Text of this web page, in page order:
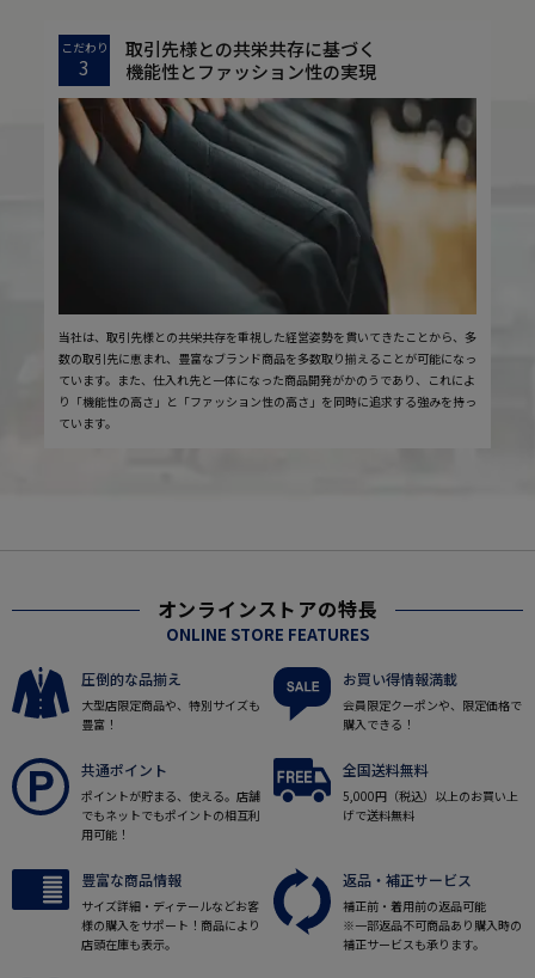
こだわり
3
取引先様との共栄共存に基づく
機能性とファッション性の実現
当社は、取引先様との共栄共存を重視した経営姿勢を貫いてきたことから、多
数の取引先に恵まれ、豊富なブランド商品を多数取り揃えることが可能になっ
ています。また、仕入れ先と一体になった商品開発がかのうであり、これによ
り「機能性の高さ」と「ファッション性の高さ」を同時に追求する強みを持っ
ています。
オンラインストアの特長
ONLINE STORE FEATURES
圧倒的な品揃え
大型店限定商品や、特別サイズも
豊富！
お買い得情報満載
会員限定クーポンや、限定価格で
購入できる！
共通ポイント
ポイントが貯まる、使える。店舗
でもネットでもポイントの相互利
用可能！
全国送料無料
5,000円（税込）以上のお買い上
げで送料無料
豊富な商品情報
サイズ詳細・ディテールなどお客
様の購入をサポート！商品により
店頭在庫も表示。
返品・補正サービス
補正前・着用前の返品可能
※一部返品不可商品あり購入時の
補正サービスも承ります。